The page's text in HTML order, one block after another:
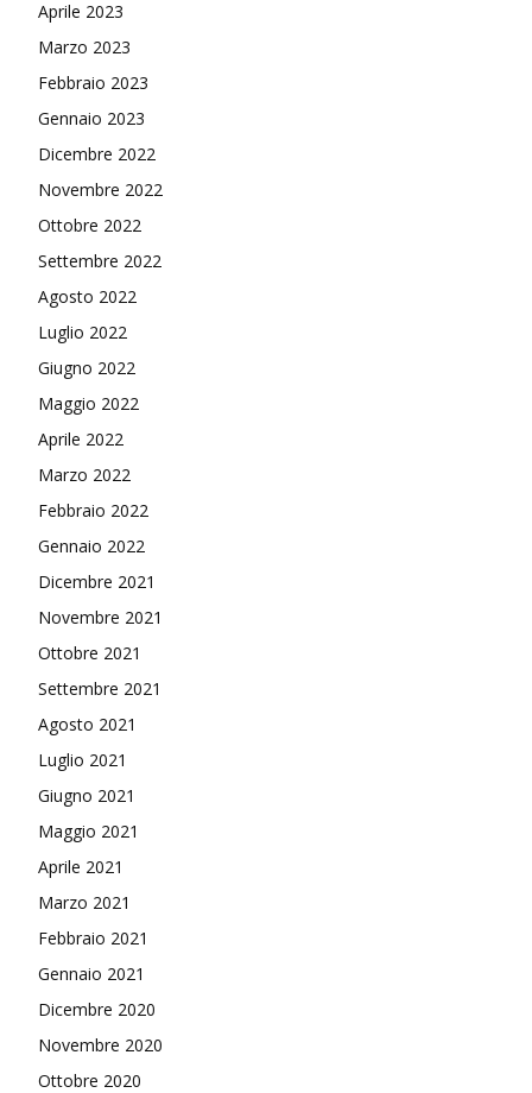
Aprile 2023
Marzo 2023
Febbraio 2023
Gennaio 2023
Dicembre 2022
Novembre 2022
Ottobre 2022
Settembre 2022
Agosto 2022
Luglio 2022
Giugno 2022
Maggio 2022
Aprile 2022
Marzo 2022
Febbraio 2022
Gennaio 2022
Dicembre 2021
Novembre 2021
Ottobre 2021
Settembre 2021
Agosto 2021
Luglio 2021
Giugno 2021
Maggio 2021
Aprile 2021
Marzo 2021
Febbraio 2021
Gennaio 2021
Dicembre 2020
Novembre 2020
Ottobre 2020